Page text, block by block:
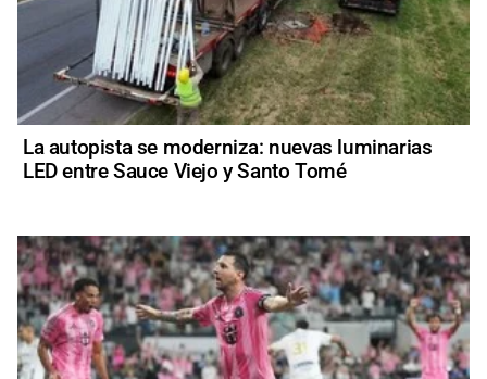
La autopista se moderniza: nuevas luminarias
LED entre Sauce Viejo y Santo Tomé